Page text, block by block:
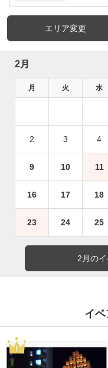
エリア変更
2月
月 火 水
2 3 4
9 10 11
16 17 18
23 24 25
2月の
イ